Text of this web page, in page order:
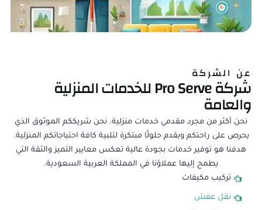
عن الشركة
شركة Pro Serve للخدمات المنزلية
والعامة
نحن أكثر من مجرد مقدمي خدمات منزلية. نحن شريككم الموثوق الذي
يحرص على راحتكم ويقدم حلولًا مبتكرة لتلبية كافة احتياجاتكم المنزلية.
هدفنا هو توفير خدمات بجودة عالية تعكس معايير التميز والثقة التي
يطمح إليها عملاؤنا في المملكة العربية السعودية.
تركيب مكيفات​
نقل عفش